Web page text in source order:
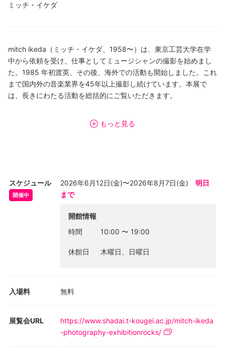
ミッチ・イケダ
mitch ikeda（ミッチ・イケダ、1958〜）は、東京工芸大学在学
中から依頼を受け、仕事としてミュージシャンの撮影を始めまし
た。1985 年初渡英、その後、海外での活動も開始しました。これ
まで国内外の音楽業界を45年以上撮影し続けています。本展で
は、長きにわたる活動を総括的にご覧いただきます。
mitch ikedaは、様々なミュージシャンと数年、数十年と関係を保
ち、濃密なコミュニケーションをもとに撮影するスタイルが特徴
トグラファーを担当してきました。2018年には、吉井和哉（ザ・
イエロー・モンキー）写真集『みつめあう2人』（玄光社）を出版
しました。この写真集は1993年から2018年までの25年という長
期間に渡り、撮影をした作品で構成されています。また、サイズ
60cm×45cmの手製本による大型本という他に類を見ないもので
す。他にもカート・コバーン（Kurt Cobain, Nirvana）、ベック
（RANCID）、コーン（Korn）をはじめ、イギリス、アメリカな
どの各国を代表するバンドを多数、撮影しています。2003年に
もっと見る
スケジュール
開催中
2026年6月12日(金)〜2026年8月7日(金)
明日
まで
開館情報
時間
10:00 〜 19:00
休館日 木曜日、日曜日
入場料 無料
展覧会URL
https://www.shadai.t-kougei.ac.jp/mitch-ikeda
-photography-exhibitionrocks/